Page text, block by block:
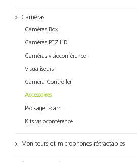
Caméras
Caméras Box
Caméras PTZ HD
Caméras visioconférence
Visualiseurs
Camera Controller
Accessoires
Package T-cam
Kits visioconférence
Moniteurs et microphones rétractables